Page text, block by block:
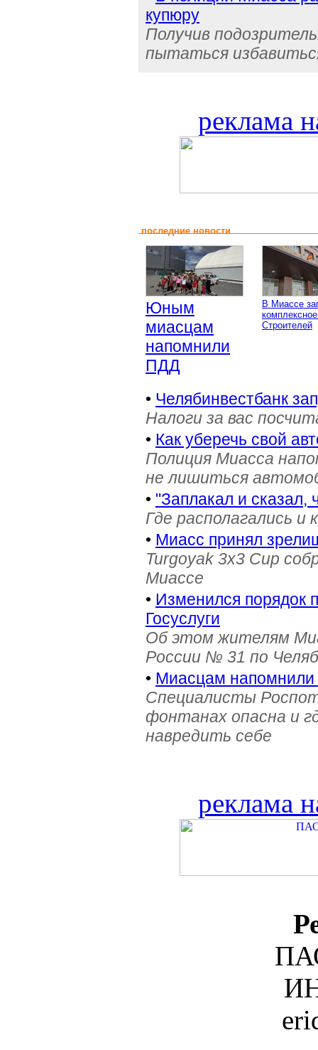
купюру
Получив
пытаться
реклама
последние новости
Юным
миасцам
напомнили
ПДД
В Миассе
Строителей
• Челябинвестбанк
Налоги за вас
• Как уберечь свой
Полиция Миасса
не лишиться
• "Заплакал и сказал,
Где располагались и
• Миасс принял
Turgoyak 3x3 Cup
Миассе
• Изменился порядок
Госуслуги
Об этом жителям
России № 31 по
• Миасцам напомнили
Специалисты
фонтанах опасна и
навредить себе
реклама